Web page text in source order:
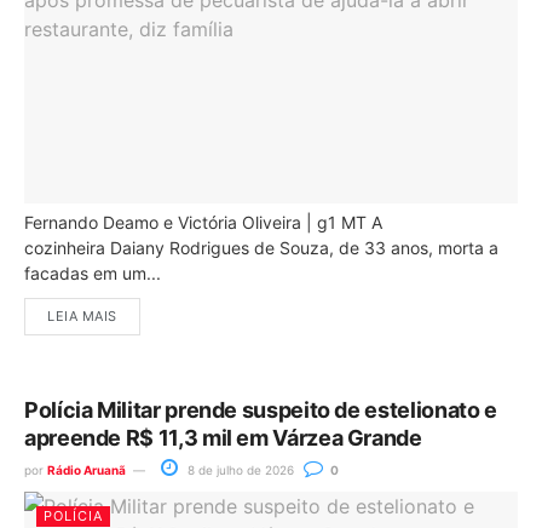
Fernando Deamo e Victória Oliveira | g1 MT A
cozinheira Daiany Rodrigues de Souza, de 33 anos, morta a
facadas em um...
LEIA MAIS
Polícia Militar prende suspeito de estelionato e
apreende R$ 11,3 mil em Várzea Grande
por Rádio Aruanã 8 de julho de 2026 0
POLÍCIA